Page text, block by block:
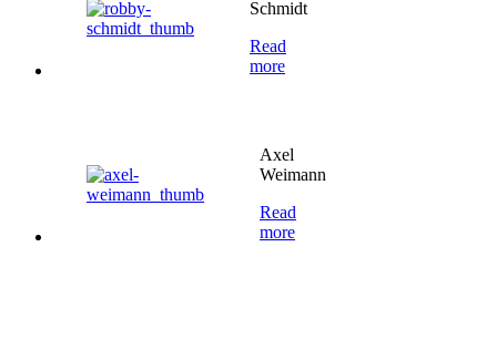
Schmidt
Read
more
Axel
Weimann
Read
more